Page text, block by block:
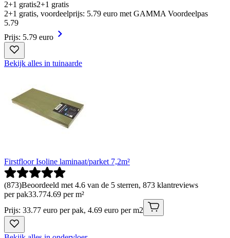
2+1 gratis2+1 gratis
2+1 gratis, voordeelprijs: 5.79 euro met GAMMA Voordeelpas
5.79
Prijs: 5.79 euro
Bekijk alles in tuinaarde
Firstfloor Isoline laminaat/parket 7,2m²
(873)Beoordeeld met 4.6 van de 5 sterren, 873 klantreviews
per pak33.774.69 per m²
Prijs: 33.77 euro per pak, 4.69 euro per m2